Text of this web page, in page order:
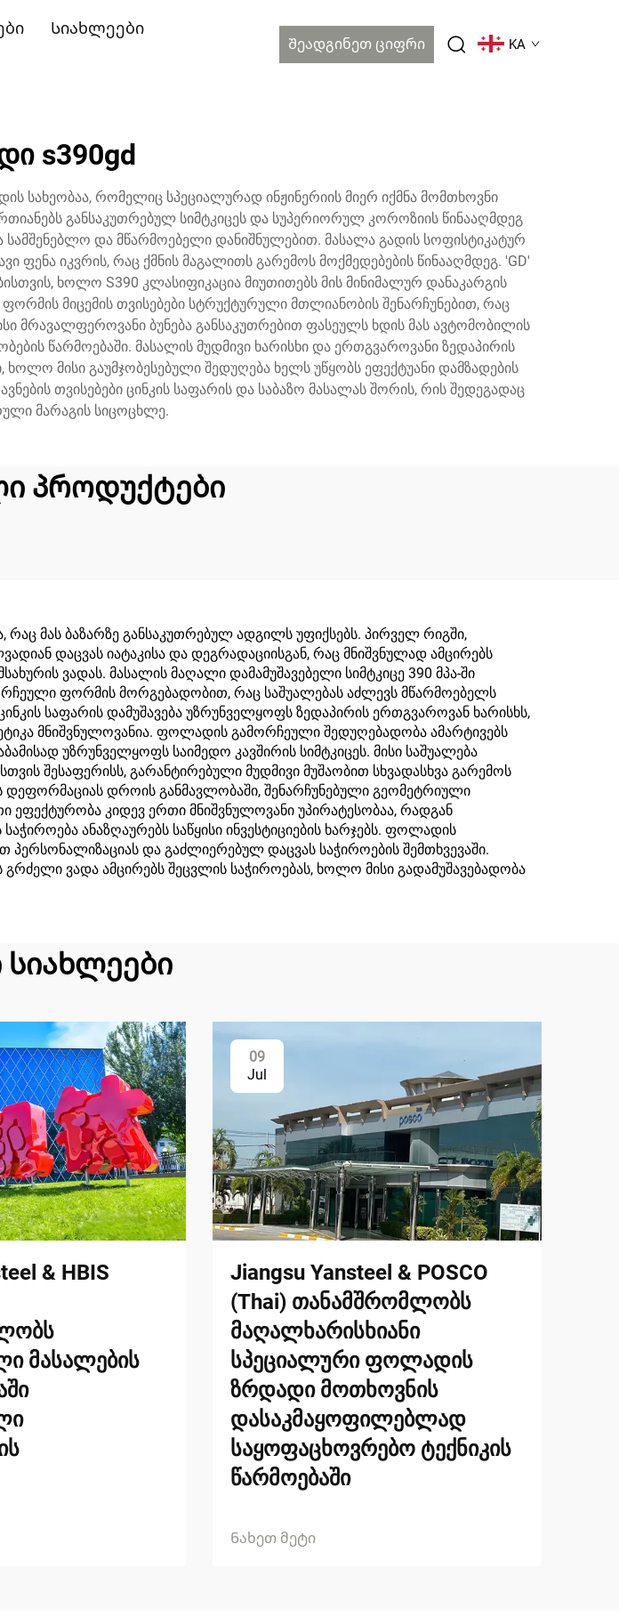
Სიახლეები
Შეადგინეთ Ციფრი KA
s390gd
სახეობაა, რომელიც სპეციალურად ინჟინერიის მიერ იქმნა მომთხოვნი
განსაკუთრებულ სიმტკიცეს და სუპერიორულ კოროზიის წინააღმდეგ
სამშენებლო და მწარმოებელი დანიშნულებით. მასალა გადის სოფისტიკატურ
ფენა იკვრის, რაც ქმნის მაგალითს გარემოს მოქმედებების წინააღმდეგ. 'GD'
ხოლო S390 კლასიფიკაცია მიუთითებს მის მინიმალურ დანაკარგის
ფორმის მიცემის თვისებები სტრუქტურული მთლიანობის შენარჩუნებით, რაც
მრავალფეროვანი ბუნება განსაკუთრებით ფასეულს ხდის მას ავტომობილის
წარმოებაში. მასალის მუდმივი ხარისხი და ერთგვაროვანი ზედაპირის
მისი გაუმჯობესებული შედუღება ხელს უწყობს ეფექტუანი დამზადების
თვისებები ცინკის საფარის და საბაზო მასალას შორის, რის შედეგადაც
მარაგის სიცოცხლე.
პროდუქტები
მას ბაზარზე განსაკუთრებულ ადგილს უფიქსებს. პირველ რიგში,
დაცვას იატაკისა და დეგრადაციისგან, რაც მნიშვნულად ამცირებს
ვადას. მასალის მაღალი დამამუშავებელი სიმტკიცე 390 მპა-ში
ფორმის მორგებადობით, რაც საშუალებას აძლევს მწარმოებელს
საფარის დამუშავება უზრუნველყოფს ზედაპირის ერთგვაროვან ხარისხს,
მნიშვნულოვანია. ფოლადის გამორჩეული შედუღებადობა ამარტივებს
უზრუნველყოფს საიმედო კავშირის სიმტკიცეს. მისი საშუალება
შესაფერისს, გარანტირებული მუდმივი მუშაობით სხვადასხვა გარემოს
დროის განმავლობაში, შენარჩუნებული გეომეტრიული
კიდევ ერთი მნიშვნულოვანი უპირატესობაა, რადგან
ანაზღაურებს საწყისი ინვესტიციების ხარჯებს. ფოლადის
პერსონალიზაციას და გაძლიერებულ დაცვას საჭიროების შემთხვევაში.
ვადა ამცირებს შეცვლის საჭიროებას, ხოლო მისი გადამუშავებადობა
& HBIS
მასალების
09
Jul
Jiangsu Yansteel & POSCO
(Thai) თანამშრომლობს
მაღალხარისხიანი
სპეციალური ფოლადის
ზრდადი მოთხოვნის
დასაკმაყოფილებლად
საყოფაცხოვრებო ტექნიკის
წარმოებაში
Ნახეთ მეტი